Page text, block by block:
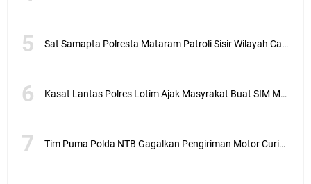
Sat Samapta Polresta Mataram Patroli Sisir Wilayah Cakranegara
Kasat Lantas Polres Lotim Ajak Masyrakat Buat SIM Melalui SATPAS Bukan Calo
Tim Puma Polda NTB Gagalkan Pengiriman Motor Curian ke Dompu